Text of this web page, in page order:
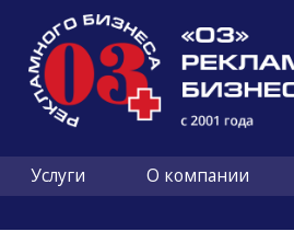
Услуги О компании